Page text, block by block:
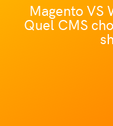
Magento VS
Quel CMS